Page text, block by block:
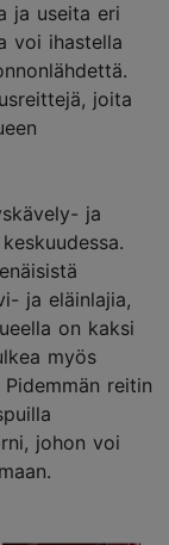
ja useita eri
voi ihastella
joita
ja
ja eläinlajia,
on kaksi
myös
reitin
johon voi